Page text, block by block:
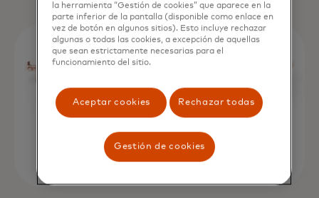
la herramienta “Gestión de cookies” que aparece en la
parte inferior de la pantalla (disponible como enlace en
vez de botón en algunos sitios). Esto incluye rechazar
algunas o todas las cookies, a excepción de aquellas
que sean estrictamente necesarias para el
funcionamiento del sitio.
Aceptar cookies Rechazar todas
Gestión de cookies